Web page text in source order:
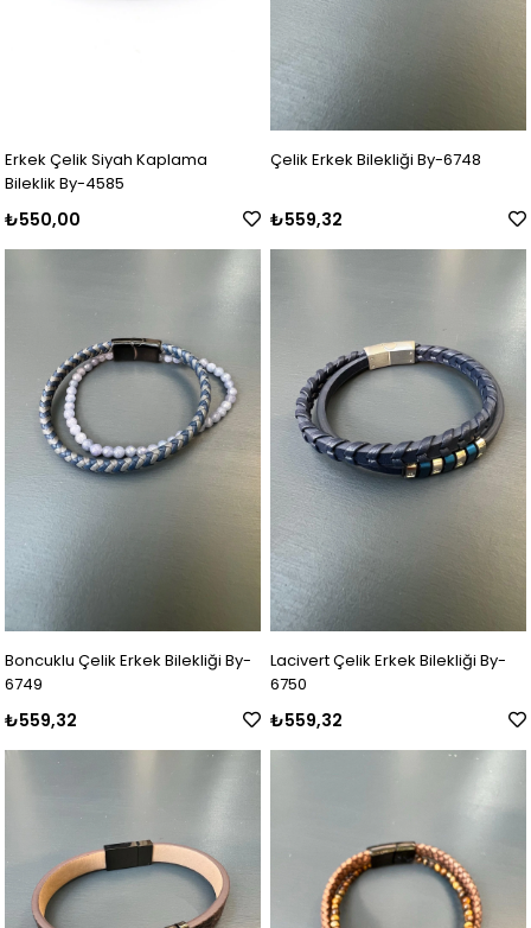
Erkek Çelik Siyah Kaplama
Bileklik By-4585
₺550,00
Çelik Erkek Bilekliği By-6748
₺559,32
Boncuklu Çelik Erkek Bilekliği By-
6749
₺559,32
Lacivert Çelik Erkek Bilekliği By-
6750
₺559,32